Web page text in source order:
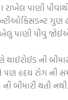
રાખેલ પાણી
ગુણ
પાણી પીવું
ની
હૃદય રોગ ની
બીમારી થતી નથી.